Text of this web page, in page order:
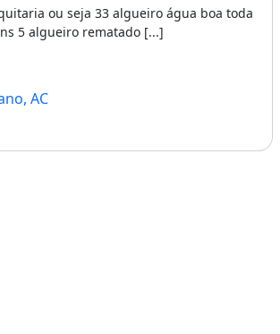
ou seja 33 algueiro água boa toda
5 algueiro rematado [...]
AC